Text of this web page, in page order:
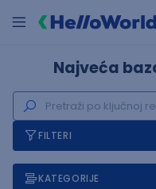
Najveća
FILTERI
KATEGORIJE